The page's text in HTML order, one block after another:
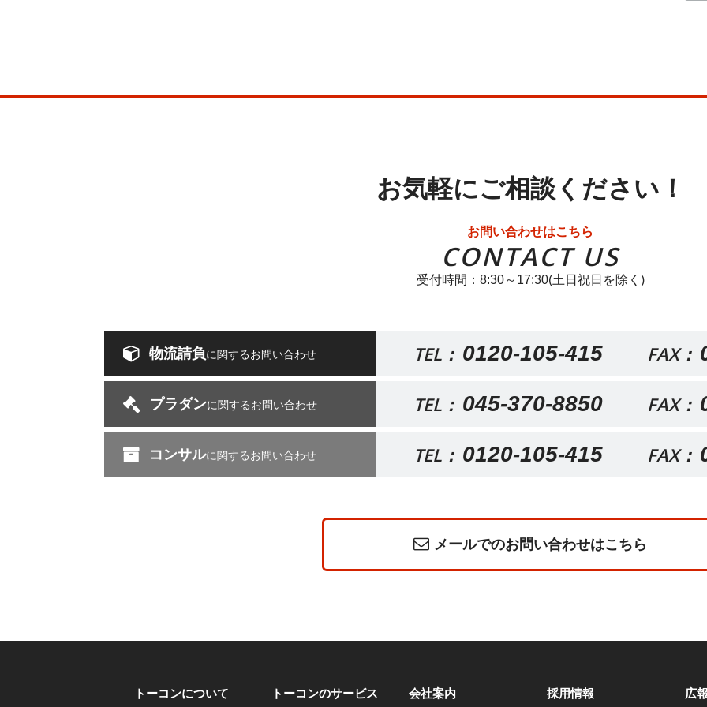
お気軽にご相談ください！
お問い合わせはこちら
CONTACT US
受付時間：8:30～17:30(土日祝日を除く)
物流請負に関するお問い合わせ TEL： 0120-105-415 FAX：
プラダンに関するお問い合わせ TEL： 045-370-8850 FAX：
コンサルに関するお問い合わせ TEL： 0120-105-415 FAX：
メールでのお問い合わせはこちら
トーコンについて トーコンのサービス 会社案内 採用情報 広報